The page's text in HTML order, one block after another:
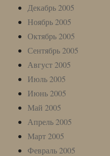
Декабрь 2005
Ноябрь 2005
Октябрь 2005
Сентябрь 2005
Август 2005
Июль 2005
Июнь 2005
Май 2005
Апрель 2005
Март 2005
Февраль 2005